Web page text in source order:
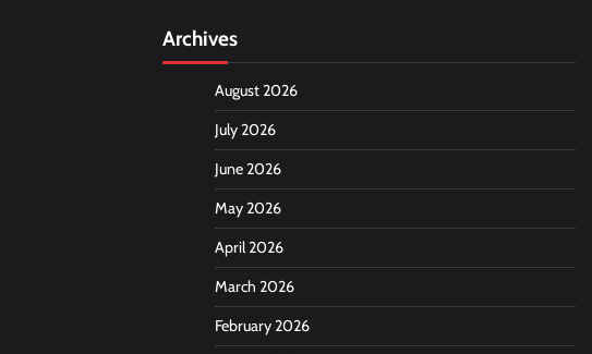
Archives
August 2026
July 2026
June 2026
May 2026
April 2026
March 2026
February 2026